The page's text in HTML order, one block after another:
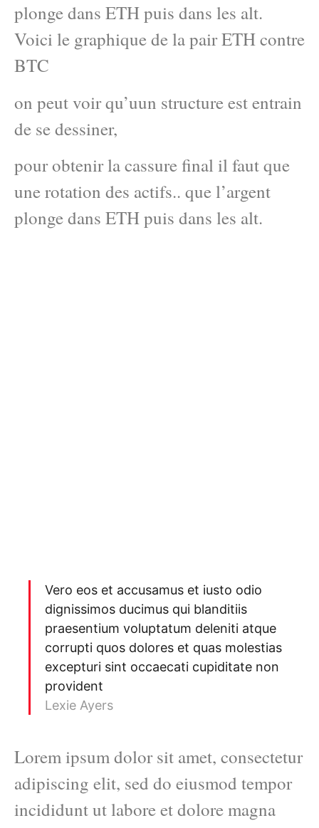
plonge dans ETH puis dans les alt.
Voici le graphique de la pair ETH contre
BTC
on peut voir qu’uun structure est entrain
de se dessiner,
pour obtenir la cassure final il faut que
une rotation des actifs.. que l’argent
plonge dans ETH puis dans les alt.
Vero eos et accusamus et iusto odio
dignissimos ducimus qui blanditiis
praesentium voluptatum deleniti atque
corrupti quos dolores et quas molestias
excepturi sint occaecati cupiditate non
provident
Lexie Ayers
Lorem ipsum dolor sit amet, consectetur
adipiscing elit, sed do eiusmod tempor
incididunt ut labore et dolore magna